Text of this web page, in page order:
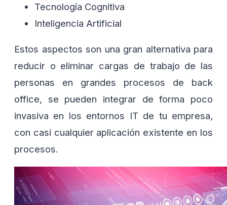
Tecnología Cognitiva
Inteligencia Artificial
Estos aspectos son una gran alternativa para
reducir o eliminar cargas de trabajo de las
personas en grandes procesos de back
office, se pueden integrar de forma poco
invasiva en los entornos IT de tu empresa,
con casi cualquier aplicación existente en los
procesos.